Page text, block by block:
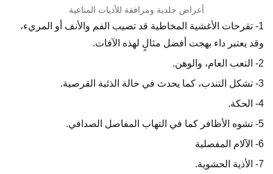
أعراض جلدية ومرافقة للأذيات المناعية
1- تقرحات الأغشية المخاطية قد تصيب الفم والأنف أو المريء،
وقد يعتبر داء بهجت أفضل مثالٍ لهذه الآفات.
2- التعب العام، والوهن.
3- تشكل التندب، كما يحدث في حالة الذئبة القرصية.
4- الحكة.
5- تشوه الأظافر كما في التهاب المفاصل الصدافي.
6- الآلام المفصلية
7- الأذية الحشوية.